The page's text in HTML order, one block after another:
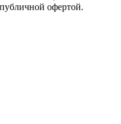
офертой.